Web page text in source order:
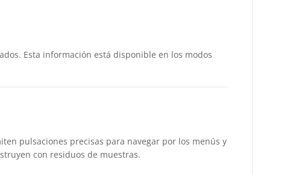
Esta información está disponible en los modos
pulsaciones precisas para navegar por los menús y
con residuos de muestras.